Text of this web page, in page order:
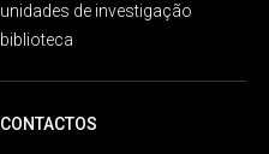
unidades de investigação
biblioteca
CONTACTOS